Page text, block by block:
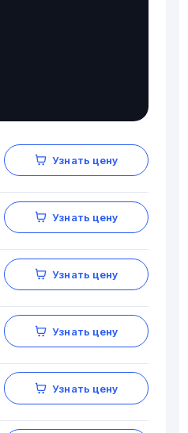
Узнать цену
Узнать цену
Узнать цену
Узнать цену
Узнать цену